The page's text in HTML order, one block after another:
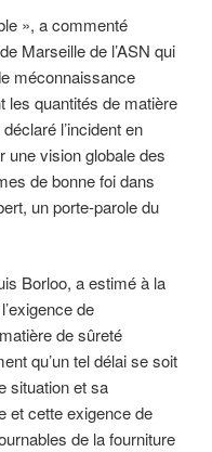
», a commenté
Marseille de l’ASN qui
méconnaissance
les quantités de matière
l’incident en
une vision globale des
de bonne foi dans
un porte-parole du
Borloo, a estimé à la
de
de sûreté
qu’un tel délai se soit
situation et sa
et cette exigence de
de la fourniture